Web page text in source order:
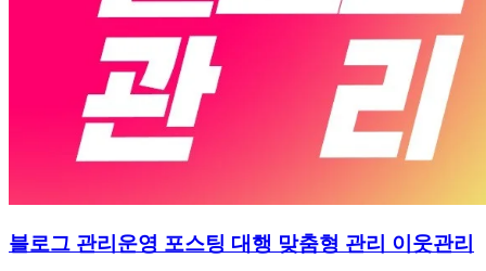
블로그 관리운영 포스팅 대행 맞춤형 관리 이웃관리